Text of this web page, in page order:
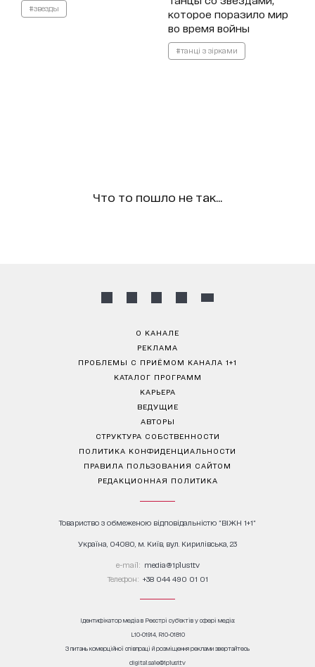
#звезды
которое поразило мир
во время войны
#танці з зірками
Что то пошло не так...
О КАНАЛЕ
РЕКЛАМА
ПРОБЛЕМЫ С ПРИЁМОМ КАНАЛА 1+1
КАТАЛОГ ПРОГРАММ
КАРЬЕРА
ВЕДУЩИЕ
АВТОРЫ
СТРУКТУРА СОБСТВЕННОСТИ
ПОЛИТИКА КОНФИДЕНЦИАЛЬНОСТИ
ПРАВИЛА ПОЛЬЗОВАНИЯ САЙТОМ
РЕДАКЦИОННАЯ ПОЛИТИКА
Товариство з обмеженою відповідальністю "ВІЖН 1+1"
Україна, 04080, м. Київ, вул. Кирилівська, 23
е-mail: media@1plus1.tv
Телефон: +38 044 490 01 01
Ідентифікатор медіа в Реєстрі суб’єктів у сфері медіа:
L10-01914, R10-01810
З питань комерційної співпраці й розміщення реклами звертайтесь
digital.sale@1plus1.tv